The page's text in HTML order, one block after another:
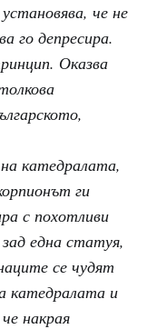
че не
го депресира.
Оказва
катедралата,
ги
с похотливи
една статуя,
се чудят
катедралата и
накрая